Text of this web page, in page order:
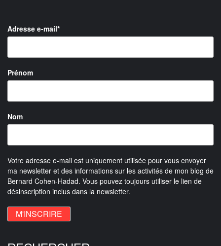
Adresse e-mail*
Prénom
Nom
Votre adresse e-mail est uniquement utilisée pour vous envoyer
ma newsletter et des informations sur les activités de mon blog de
Bernard Cohen-Hadad. Vous pouvez toujours utiliser le lien de
désinscription inclus dans la newsletter.